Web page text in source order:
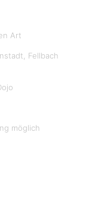
Art
Fellbach
möglich